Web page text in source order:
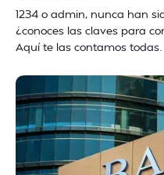
1234 o admin, nunca han
¿conoces las claves para
Aquí te las contamos todas.